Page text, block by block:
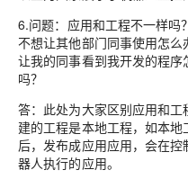
6.问题：应用和工程不一样吗
不想让其他部门同事使用怎
让我的同事看到我开发的程
吗？
答：此处为大家区别应用和
建的工程是本地工程，如本
后，发布成应用应用，会在
器人执行的应用。